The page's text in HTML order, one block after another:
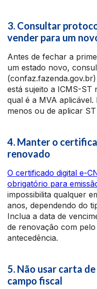
3. Consultar
vender para um
Antes de fechar a
um estado novo,
está sujeito a ICMS-ST
qual é a MVA
menos ou de aplicar
4. Manter o
renovado
O certificado digital e-
obrigatório para
impossibilita qualquer
anos, dependendo do
Inclua a data de
de renovação com pelo
antecedência.
5. Não usar carta
campo fiscal